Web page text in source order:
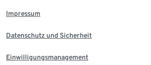
Impressum
Datenschutz und Sicherheit
Einwilligungsmanagement